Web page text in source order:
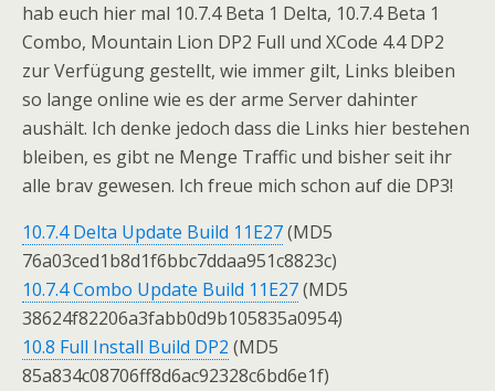
hab euch hier mal 10.7.4 Beta 1 Delta, 10.7.4 Beta 1
Combo, Mountain Lion DP2 Full und XCode 4.4 DP2
zur Verfügung gestellt, wie immer gilt, Links bleiben
so lange online wie es der arme Server dahinter
aushält. Ich denke jedoch dass die Links hier bestehen
bleiben, es gibt ne Menge Traffic und bisher seit ihr
alle brav gewesen. Ich freue mich schon auf die DP3!
10.7.4 Delta Update Build 11E27(MD5
76a03ced1b8d1f6bbc7ddaa951c8823c)
10.7.4 Combo Update Build 11E27(MD5
38624f82206a3fabb0d9b105835a0954)
10.8 Full Install Build DP2 (MD5
85a834c08706ff8d6ac92328c6bd6e1f)